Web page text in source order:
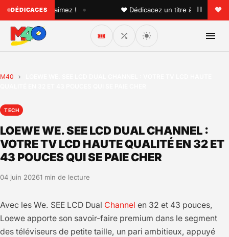
DÉDICACES
que vous aimez ! • ♥ Dédicacez un titre à vos proches
🎟️
M40 ›
TECH
LOEWE WE. SEE LCD DUAL CHANNEL :
VOTRE TV LCD HAUTE QUALITÉ EN 32 ET
43 POUCES QUI SE PAIE CHER
04 juin 20261 min de lecture
Avec les We. SEE LCD Dual Channel en 32 et 43 pouces,
Loewe apporte son savoir-faire premium dans le segment
des téléviseurs de petite taille, un pari ambitieux, appuyé